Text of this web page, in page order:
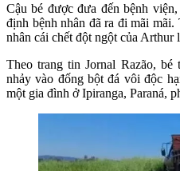
Cậu bé được đưa đến bệnh
định bệnh nhân đã ra đi mãi
nhân cái chết đột ngột của Arthur
Theo trang tin Jornal Razão,
nhảy vào đống bột đá vôi độc
một gia đình ở Ipiranga, Paraná,